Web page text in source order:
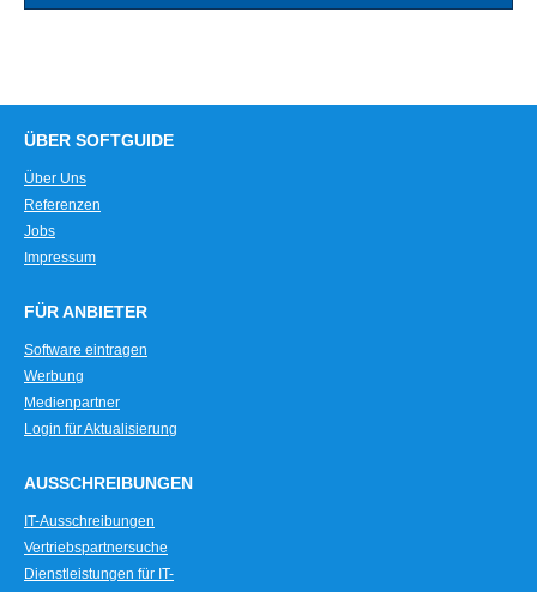
ÜBER SOFTGUIDE
Über Uns
Referenzen
Jobs
Impressum
FÜR ANBIETER
Software eintragen
Werbung
Medienpartner
Login für Aktualisierung
AUSSCHREIBUNGEN
IT-Ausschreibungen
Vertriebspartnersuche
Dienstleistungen für IT-